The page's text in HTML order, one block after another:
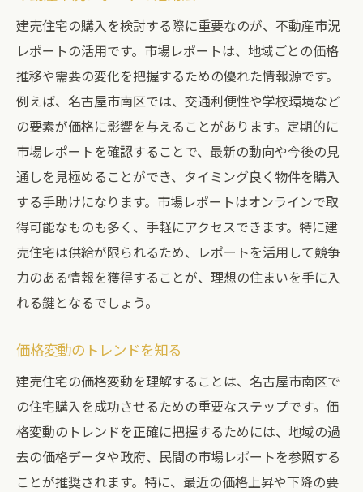
建売住宅の購入を検討する際に重要なのが、不動産市況
レポートの活用です。市場レポートは、地域ごとの価格
推移や需要の変化を把握するための優れた情報源です。
例えば、名古屋市南区では、交通利便性や学校環境など
の要素が価格に影響を与えることがあります。定期的に
市場レポートを確認することで、最新の動向や今後の見
通しを見極めることができ、タイミング良く物件を購入
する手助けになります。市場レポートはオンラインで取
得可能なものも多く、手軽にアクセスできます。特に建
売住宅は供給が限られるため、レポートを活用して競争
力のある情報を獲得することが、理想の住まいを手に入
れる鍵となるでしょう。
価格変動のトレンドを知る
建売住宅の価格変動を理解することは、名古屋市南区で
の住宅購入を成功させるための重要なステップです。価
格変動のトレンドを正確に把握するためには、地域の過
去の価格データや政府、民間の市場レポートを参照する
ことが推奨されます。特に、最近の価格上昇や下降の要